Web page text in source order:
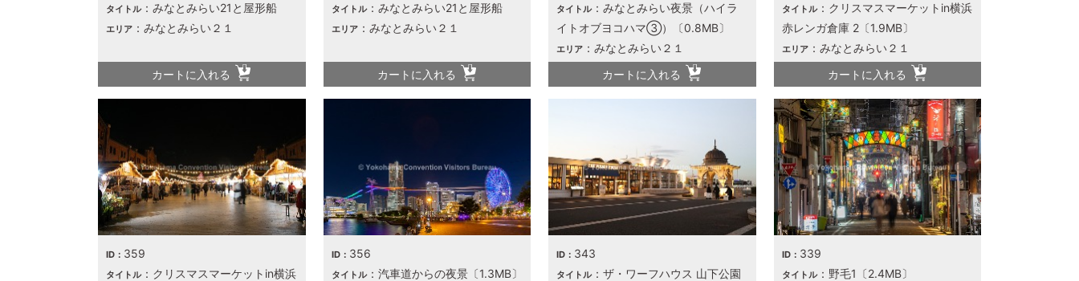
タイトル：みなとみらい21と屋形船
エリア ：みなとみらい２１
カートに入れる
タイトル：みなとみらい21と屋形船
エリア：みなとみらい２１
カートに入れる
タイトル：みなとみらい夜景（ハイラ
イトオブヨコハマ③）〔0.8MB〕
エリア ：みなとみらい２１
カートに入れる
タイトル：クリスマスマーケットin横浜
赤レンガ倉庫 2〔1.9MB〕
エリア：みなとみらい２１
カートに入れる
ID： 359
タイトル：クリスマスマーケットin横浜
ID： 356
タイトル：汽車道からの夜景〔1.3MB〕
ID： 343
タイトル：ザ・ワーフハウス 山下公園
ID： 339
タイトル：野毛1〔2.4MB〕